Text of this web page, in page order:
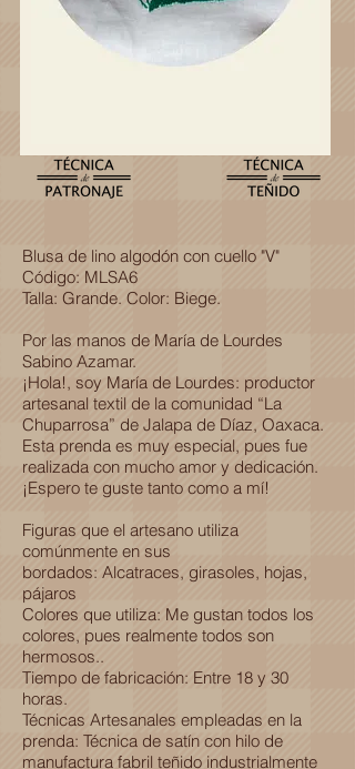
Blusa de lino algodón con cuello "V"
Código: MLSA6
Talla: Grande. Color: Biege.
Por las manos de María de Lourdes
Sabino Azamar.
¡Hola!, soy María de Lourdes: productor
artesanal textil de la comunidad “La
Chuparrosa” de Jalapa de Díaz, Oaxaca.
Esta prenda es muy especial, pues fue
realizada con mucho amor y dedicación.
¡Espero te guste tanto como a mí!
Figuras que el artesano utiliza
comúnmente en sus
bordados: Alcatraces, girasoles, hojas,
pájaros
Colores que utiliza: Me gustan todos los
colores, pues realmente todos son
hermosos..
Tiempo de fabricación: Entre 18 y 30
horas.
Técnicas Artesanales empleadas en la
prenda: Técnica de satín con hilo de
manufactura fabril teñido industrialmente